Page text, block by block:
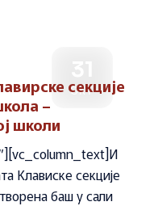
ОКТ
секције
–
школи
Клависке секције
баш у сали